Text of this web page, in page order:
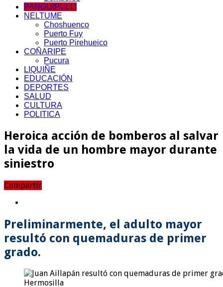
PANGUIPULLI
NELTUME
Choshuenco
Puerto Fuy
Puerto Pirehueico
COÑARIPE
Pucura
LIQUIÑE
EDUCACIÓN
DEPORTES
SALUD
CULTURA
POLITICA
Heroica acción de bomberos al salvar
la vida de un hombre mayor durante
siniestro
Compartir
Preliminarmente, el adulto mayor
resultó con quemaduras de primer
grado.